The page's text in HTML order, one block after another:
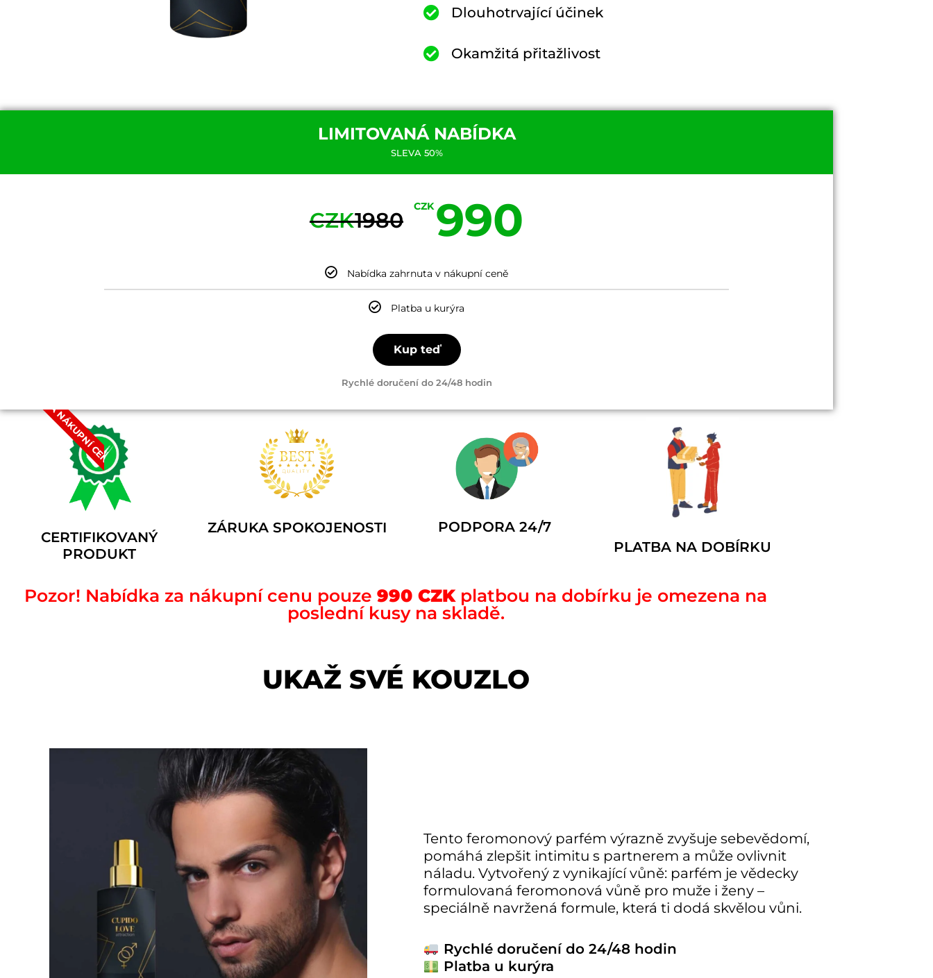
Dlouhotrvající účinek
Okamžitá přitažlivost
LIMITOVANÁ NABÍDKA
SLEVA 50%
CZK1980
CZK 990
Nabídka zahrnuta v nákupní ceně
Platba u kurýra
Kup teď
Rychlé doručení do 24/48 hodin
ZA NÁKUPNÍ CENU
CERTIFIKOVANÝ
PRODUKT
ZÁRUKA SPOKOJENOSTI
PODPORA 24/7
PLATBA NA DOBÍRKU
Pozor! Nabídka za nákupní cenu pouze 990 CZK platbou na dobírku je omezena na
poslední kusy na skladě.
UKAŽ SVÉ KOUZLO
Tento feromonový parfém výrazně zvyšuje sebevědomí,
pomáhá zlepšit intimitu s partnerem a může ovlivnit
náladu. Vytvořený z vynikající vůně: parfém je vědecky
formulovaná feromonová vůně pro muže i ženy –
speciálně navržená formule, která ti dodá skvělou vůni.
Rychlé doručení do 24/48 hodin
Platba u kurýra